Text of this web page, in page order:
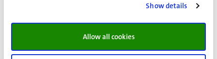
Show details
Allow all cookies
Event details